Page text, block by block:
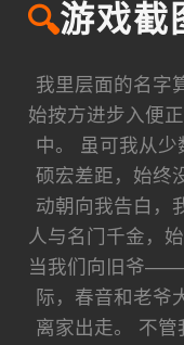
🔍游戏截
我里层面的名字
始按方进步入便
中。 虽可我从
硕宏差距，始终
动朝向我告白，
人与名门千金，
当我们向旧爷——
际，春音和老爷
离家出走。 不